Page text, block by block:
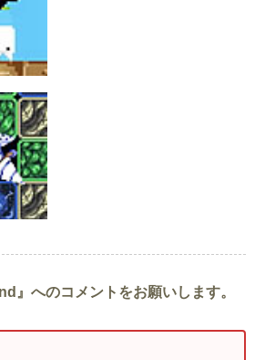
』へのコメントをお願いします。